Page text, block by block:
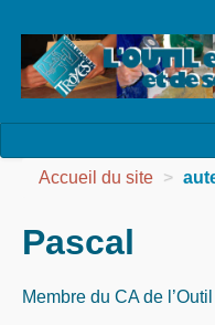
l’Association
les Evénements
Accueil du site >
Pascal
Membre du CA de